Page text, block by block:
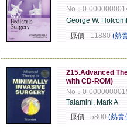
No：0-
George W.
- 原價 - 11880 (熱
215.Advanced
with CD-ROM)
No：0-
Talamini, Mark A
- 原價 - 5800 (熱賣